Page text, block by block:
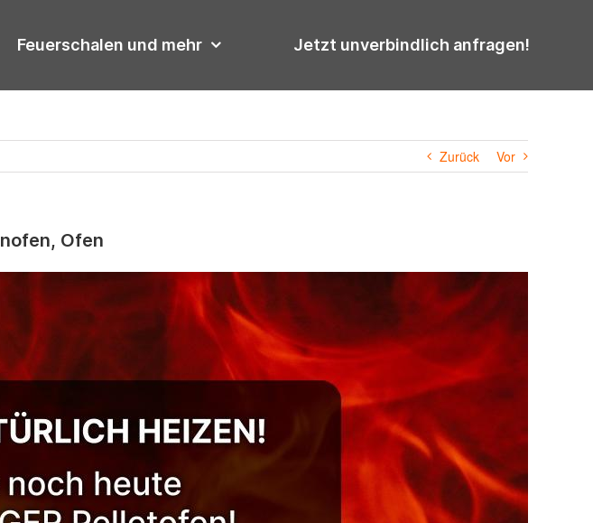
Feuerschalen und mehr Jetzt unverbindlich anfragen!
Zurück Vor
Ofen